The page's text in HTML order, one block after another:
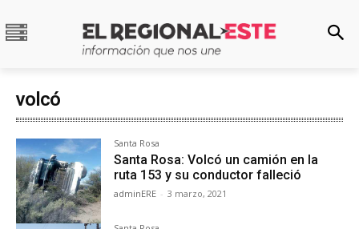
volcó
Santa Rosa
Santa Rosa: Volcó un camión en la
ruta 153 y su conductor falleció
adminERE - 3 marzo, 2021